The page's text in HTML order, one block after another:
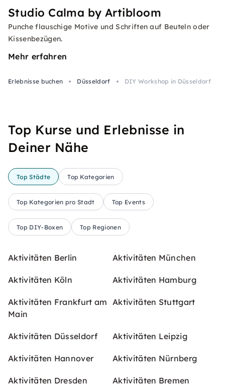
Studio Calma by Artibloom
Punche flauschige Motive und Schriften auf Beuteln oder
Kissenbezügen.
Mehr erfahren
Erlebnisse buchen Düsseldorf DIY Workshop in Düsseldorf
Top Kurse und Erlebnisse in
Deiner Nähe
Top Städte Top Kategorien
Top Kategorien pro Stadt Top Events
Top DIY-Boxen Top Regionen
Aktivitäten Berlin Aktivitäten München
Aktivitäten Köln Aktivitäten Hamburg
Aktivitäten Frankfurt am
Main
Aktivitäten Stuttgart
Aktivitäten Düsseldorf Aktivitäten Leipzig
Aktivitäten Hannover Aktivitäten Nürnberg
Aktivitäten Dresden Aktivitäten Bremen